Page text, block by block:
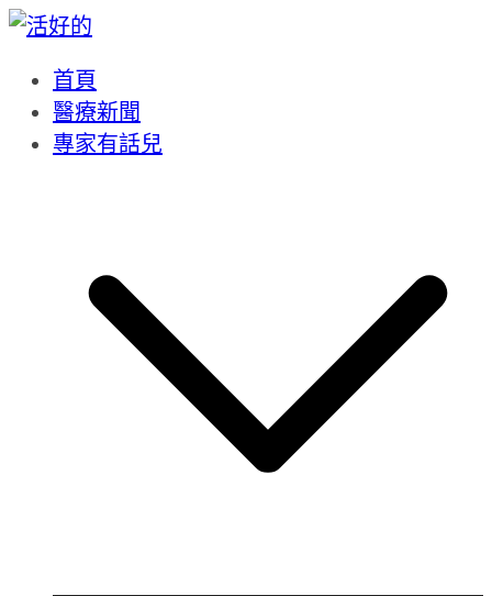
Skip
content首頁
醫療新聞
專家有話兒